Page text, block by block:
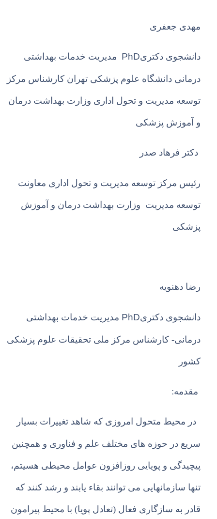
مهدی جعفری
دانشجوی دکتریPhD مدیریت خدمات بهداشتی
درمانی دانشگاه علوم پزشکی تهران کارشناس مرکز
توسعه مدیریت و تحول اداری وزارت بهداشت درمان
و آموزش پزشکی
دکتر فرهاد صدر
رئیس مرکز توسعه مدیریت و تحول اداری معاونت
توسعه مدیریت وزارت بهداشت درمان و آموزش
پزشکی
رضا دهنویه
دانشجوی دکتریPhD مدیریت خدمات بهداشتی
درمانی- کارشناس مرکز ملی تحقیقات علوم پزشکی
کشور
مقدمه:
در محیط متحول امروزی که شاهد تغییرات بسیار
سریع در حوزه های مختلف علم و فناوری و همچنین
پیچیدگی و پویایی روزافزون عوامل محیطی هسیتم،
تنها سازمانهایی می توانند بقاء یابند و رشد کنند که
قادر به سازگاری فعال (تعادل پویا) با محیط پیرامون